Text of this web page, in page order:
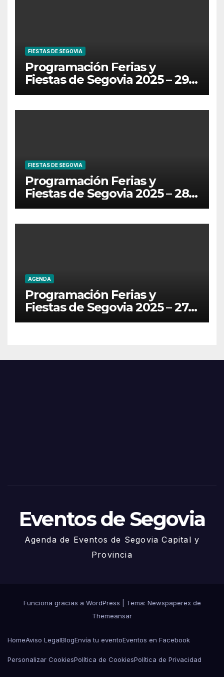
FIESTAS DE SEGOVIA
Programación Ferias y
Fiestas de Segovia 2025 – 29
de Junio
FIESTAS DE SEGOVIA
Programación Ferias y
Fiestas de Segovia 2025 – 28
de Junio
AGENDA
Programación Ferias y
Fiestas de Segovia 2025 – 27
de Junio
Eventos de Segovia
Agenda de Eventos de Segovia Capital y
Provincia
Funciona gracias a WordPress
Tema: Newspaperex de
Themeansar
HomeAviso LegalBlogEnvía tu eventoEventos en Facebook
Personalizar CookiesPolítica de CookiesPolítica de Privacidad